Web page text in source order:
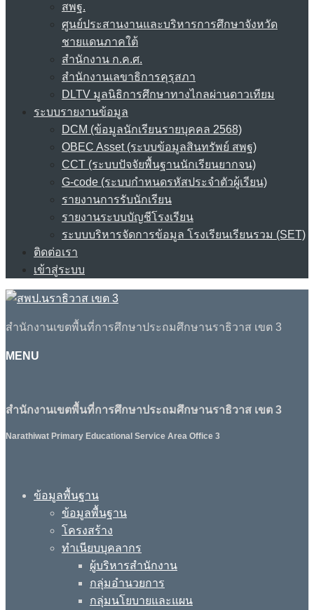
สพฐ.
ศูนย์ประสานงานและบริหารการศึกษาจังหวัด
ชายแดนภาคใต้
สำนักงาน ก.ค.ศ.
สำนักงานเลขาธิการคุรุสภา
DLTV มูลนิธิการศึกษาทางไกลผ่านดาวเทียม
ระบบรายงานข้อมูล
DCM (ข้อมูลนักเรียนรายบุคคล 2568)
OBEC Asset (ระบบข้อมูลสินทรัพย์ สพฐ)
CCT (ระบบปัจจัยพื้นฐานนักเรียนยากจน)
G-code (ระบบกำหนดรหัสประจำตัวผู้เรียน)
รายงานการรับนักเรียน
รายงานระบบบัญชีโรงเรียน
ระบบบริหารจัดการข้อมูล โรงเรียนเรียนรวม (SET)
ติดต่อเรา
เข้าสู่ระบบ
สำนักงานเขตพื้นที่การศึกษาประถมศึกษานราธิวาส เขต 3
MENU
สำนักงานเขตพื้นที่การศึกษาประถมศึกษานราธิวาส เขต 3
Narathiwat Primary Educational Service Area Office 3
ข้อมูลพื้นฐาน
ข้อมูลพื้นฐาน
โครงสร้าง
ทำเนียบบุคลากร
ผู้บริหารสำนักงาน
กลุ่มอำนวยการ
กลุ่มนโยบายและแผน